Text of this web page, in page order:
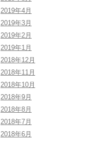
2019年4月
2019年3月
2019年2月
2019年1月
2018年12月
2018年11月
2018年10月
2018年9月
2018年8月
2018年7月
2018年6月